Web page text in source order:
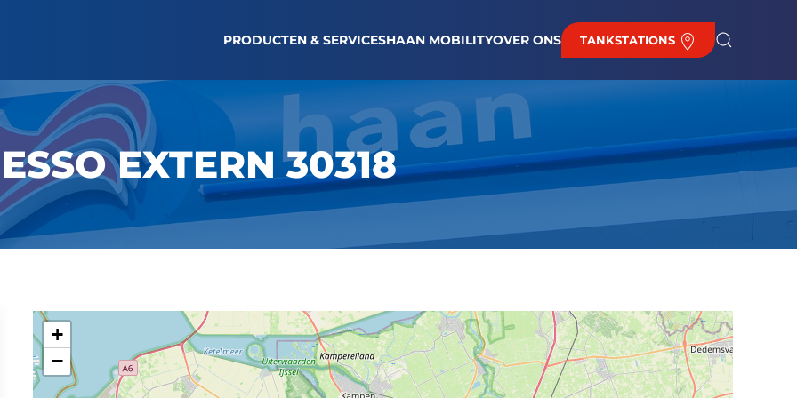
PRODUCTEN & SERVICESHAAN MOBILITYOVER ONS TANKSTATIONS
ESSO EXTERN 30318
+
−